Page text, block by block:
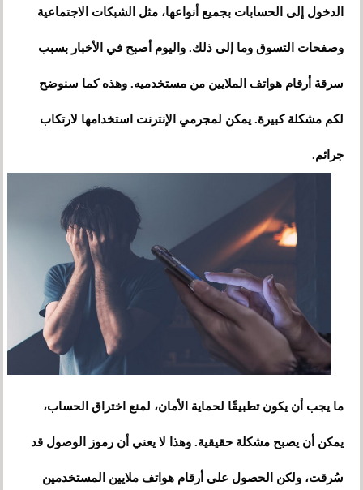
الدخول إلى الحسابات بجميع أنواعها، مثل الشبكات الاجتماعية
وصفحات التسوق وما إلى ذلك. واليوم أصبح في الأخبار بسبب
سرقة أرقام هواتف الملايين من مستخدميه. وهذه كما سنوضح
لكم مشكلة كبيرة. يمكن لمجرمي الإنترنت استخدامها لارتكاب
جرائم.
ما يجب أن يكون تطبيقًا لحماية الأمان، لمنع اختراق الحساب،
يمكن أن يصبح مشكلة حقيقية. وهذا لا يعني أن رموز الوصول قد
سُرقت، ولكن الحصول على أرقام هواتف ملايين المستخدمين